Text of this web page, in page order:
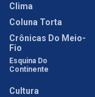
Clima
Coluna Torta
Crônicas Do Meio-
Fio
Esquina Do
Continente
Cultura